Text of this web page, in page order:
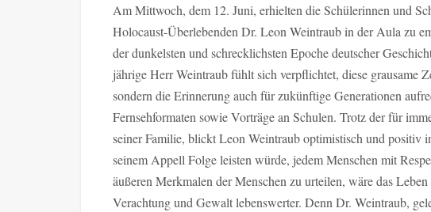
Am Mittwoch, dem 12. Juni, erhielten die Schülerinnen und
Holocaust-Überlebenden Dr. Leon Weintraub in der Aula zu
der dunkelsten und schrecklichsten Epoche deutscher
jährige Herr Weintraub fühlt sich verpflichtet, diese grausame
sondern die Erinnerung auch für zukünftige Generationen
Fernsehformaten sowie Vorträge an Schulen. Trotz der für
seiner Familie, blickt Leon Weintraub optimistisch und positiv
seinem Appell Folge leisten würde, jedem Menschen mit
äußeren Merkmalen der Menschen zu urteilen, wäre das
Verachtung und Gewalt lebenswerter. Denn Dr. Weintraub,